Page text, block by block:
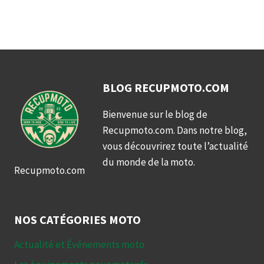
Recupmoto.com
BLOG RECUPMOTO.COM
Bienvenue sur le blog de
Recupmoto.com. Dans notre blog,
vous découvrirez toute l’actualité
du monde de la moto.
NOS CATÉGORIES MOTO
Actualité et Événements moto